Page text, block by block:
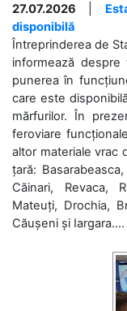
27.07.2026
disponibilă
Întreprinderea de
informează despre
punerea în
care este
mărfurilor. În
feroviare
altor materiale vrac
țară:
Căinari, Revaca,
Mateuți, Drochia,
Căușeni și Iargara....